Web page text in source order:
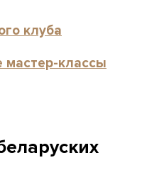
клуба
мастер-классы